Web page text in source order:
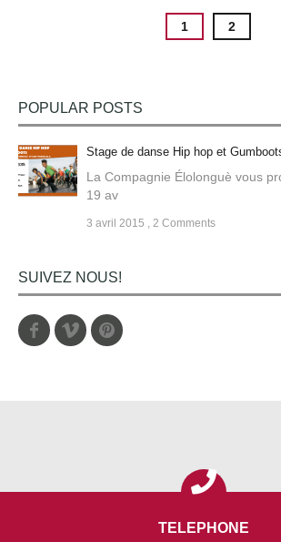
1 2
POPULAR POSTS
Stage de danse Hip hop et
La Compagnie Élolonguè vous
19 av
3 avril 2015 , 2 Comments
SUIVEZ NOUS!
FacebookVimeo
TELEPHONE